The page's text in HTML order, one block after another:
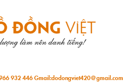
932 446 Gmail:dodongviet420@gmail.com